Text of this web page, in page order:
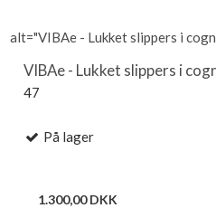
alt="VIBAe - Lukket slippers i
VIBAe - Lukket slippers i
47
På lager
1.300,00 DKK